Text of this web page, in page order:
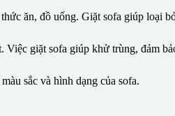
ăn, đồ uống. Giặt sofa giúp loại
giặt sofa giúp khử trùng, đảm
sắc và hình dạng của sofa.